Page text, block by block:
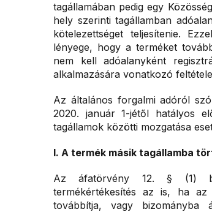
tagállamában pedig egy
hely szerinti tagállamban
kötelezettséget teljesítenie.
lényege, hogy a terméket
nem kell adóalanyként
alkalmazására vonatkozó
Az általános forgalmi adóról
2020. január 1-jétől hatályos
tagállamok közötti mozgatása
I. A termék másik tagállamba
Az áfatörvény 12. § (1)
termékértékesítés az is, ha az
továbbítja, vagy